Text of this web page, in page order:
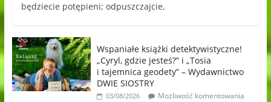
będziecie potępieni; odpuszczajcie,
Wspaniałe książki detektywistyczne!
„Cyryl, gdzie jesteś?” i „Tosia
i tajemnica geodety” – Wydawnictwo
DWIE SIOSTRY
03/08/2026
Możliwość komentowania